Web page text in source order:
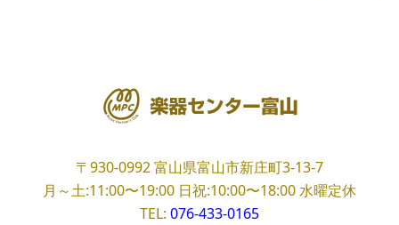
〒930-0992富山県富山市新庄町3-13-7
月～土:11:00〜19:00 日祝:10:00〜18:00水曜定休
TEL: 076-433-0165